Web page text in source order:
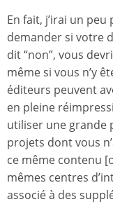
En fait, j’irai un
demander si votre
dit “non”, vous
même si vous n’y
éditeurs peuvent
en pleine
utiliser une grande
projets dont vous
ce même contenu
mêmes centres
associé à des